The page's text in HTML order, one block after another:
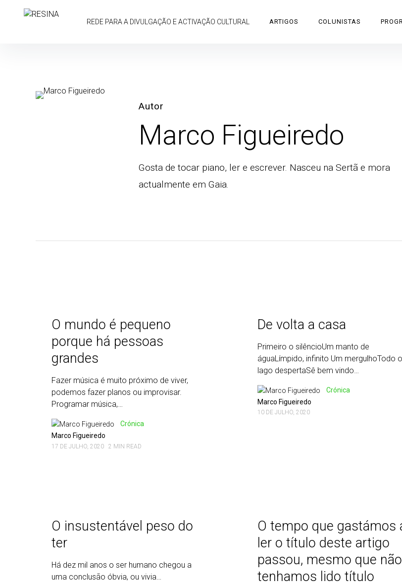
REDE PARA A DIVULGAÇÃO E ACTIVAÇÃO CULTURAL ARTIGOS COLUNISTAS
Autor
Marco Figueiredo
Gosta de tocar piano, ler e escrever. Nasceu na Sertã e mora
actualmente em Gaia.
O mundo é pequeno
porque há pessoas
grandes
Fazer música é muito próximo de viver,
podemos fazer planos ou improvisar.
Programar música,…
Crónica
Marco Figueiredo
17 DE JULHO, 2020 2 MIN READ
De volta a casa
Primeiro o silêncioUm manto de
águaLímpido, infinito Um mergulhoTodo o
lago despertaSê bem vindo…
Crónica
Marco Figueiredo
10 DE JULHO, 2020
O insustentável peso do
ter
Há dez mil anos o ser humano chegou a
uma conclusão óbvia, ou vivia…
O tempo que gastámos
ler o título deste artigo
passou, mesmo que não
tenhamos lido título